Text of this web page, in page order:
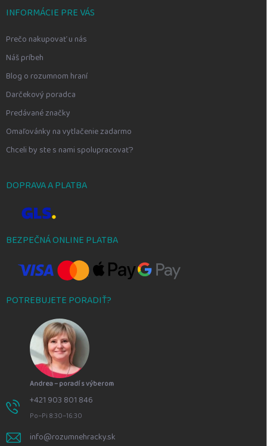
INFORMÁCIE PRE VÁS
Prečo nakupovať u nás
Náš príbeh
Blog o rozumnom hraní
Darčekový poradca
Predávané značky
Omaľovánky na vytlačenie zadarmo
Chceli by ste s nami spolupracovať?
DOPRAVA A PLATBA
BEZPEČNÁ ONLINE PLATBA
POTREBUJETE PORADIŤ?
Andrea – poradí s výberom
+421 903 801 846
Po–Pi 8:30–16:30
info@rozumnehracky.sk